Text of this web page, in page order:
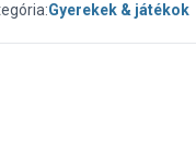
Gyerekek & játékok